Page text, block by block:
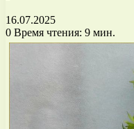
16.07.2025
0 Время чтения: 9 мин.